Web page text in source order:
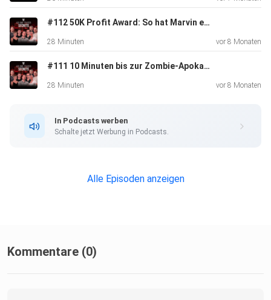
#112 50K Profit Award: So hat Marvin es geschafft
28 Minuten vor 8 Monaten
#111 10 Minuten bis zur Zombie-Apokalypse – Was tun?
28 Minuten vor 8 Monaten
In Podcasts werben
Schalte jetzt Werbung in Podcasts.
Alle Episoden anzeigen
Kommentare (0)